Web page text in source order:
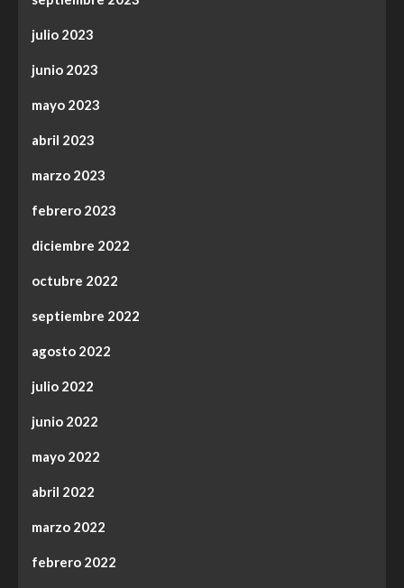
julio 2023
junio 2023
mayo 2023
abril 2023
marzo 2023
febrero 2023
diciembre 2022
octubre 2022
septiembre 2022
agosto 2022
julio 2022
junio 2022
mayo 2022
abril 2022
marzo 2022
febrero 2022